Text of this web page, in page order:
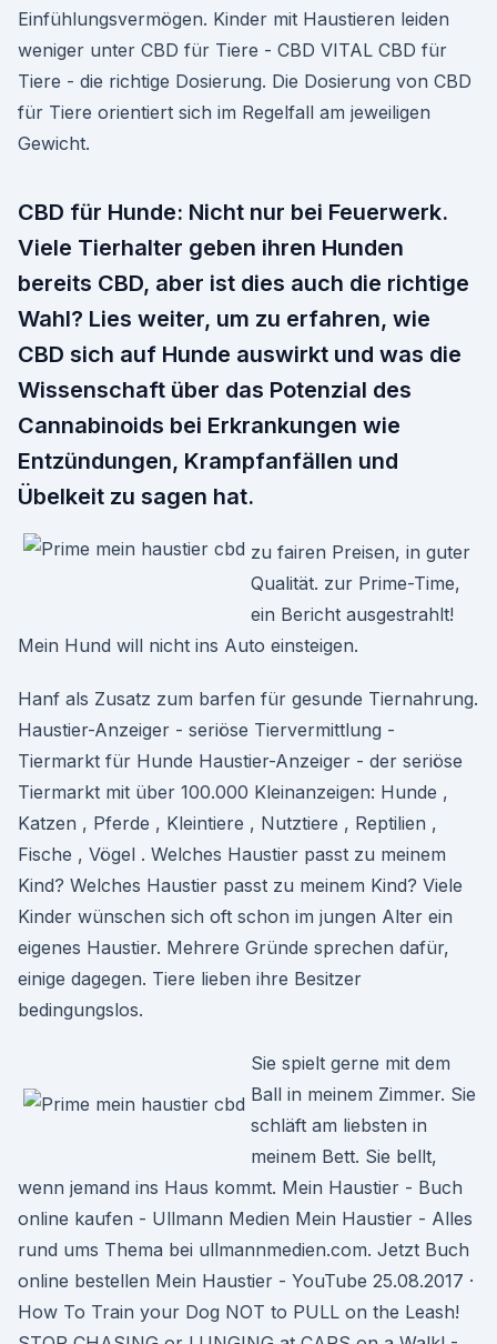
Einfühlungsvermögen. Kinder mit Haustieren leiden
weniger unter CBD für Tiere - CBD VITAL CBD für
Tiere - die richtige Dosierung. Die Dosierung von CBD
für Tiere orientiert sich im Regelfall am jeweiligen
Gewicht.
CBD für Hunde: Nicht nur bei Feuerwerk.
Viele Tierhalter geben ihren Hunden
bereits CBD, aber ist dies auch die richtige
Wahl? Lies weiter, um zu erfahren, wie
CBD sich auf Hunde auswirkt und was die
Wissenschaft über das Potenzial des
Cannabinoids bei Erkrankungen wie
Entzündungen, Krampfanfällen und
Übelkeit zu sagen hat.
zu fairen Preisen, in guter
Qualität. zur Prime-Time,
ein Bericht ausgestrahlt!
Mein Hund will nicht ins Auto einsteigen.
Hanf als Zusatz zum barfen für gesunde Tiernahrung.
Haustier-Anzeiger - seriöse Tiervermittlung -
Tiermarkt für Hunde Haustier-Anzeiger - der seriöse
Tiermarkt mit über 100.000 Kleinanzeigen: Hunde ,
Katzen , Pferde , Kleintiere , Nutztiere , Reptilien ,
Fische , Vögel . Welches Haustier passt zu meinem
Kind? Welches Haustier passt zu meinem Kind? Viele
Kinder wünschen sich oft schon im jungen Alter ein
eigenes Haustier. Mehrere Gründe sprechen dafür,
einige dagegen. Tiere lieben ihre Besitzer
bedingungslos.
Sie spielt gerne mit dem
Ball in meinem Zimmer. Sie
schläft am liebsten in
meinem Bett. Sie bellt,
wenn jemand ins Haus kommt. Mein Haustier - Buch
online kaufen - Ullmann Medien Mein Haustier - Alles
rund ums Thema bei ullmannmedien.com. Jetzt Buch
online bestellen Mein Haustier - YouTube 25.08.2017 ·
How To Train your Dog NOT to PULL on the Leash!